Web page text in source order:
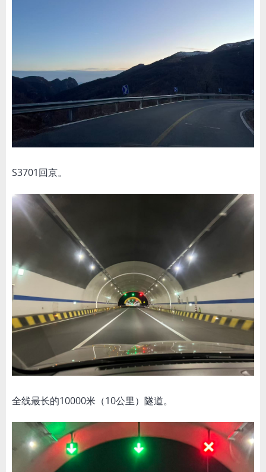
S3701回京。
全线最长的10000米（10公里）隧道。